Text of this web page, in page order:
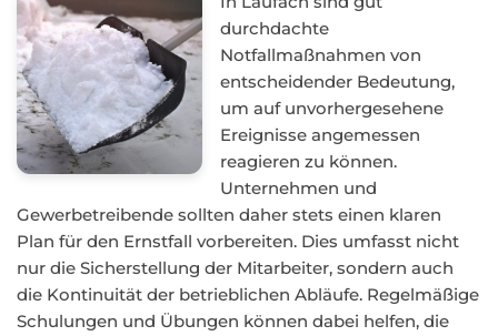
durchdachte
Notfallmaßnahmen von
entscheidender Bedeutung,
um auf unvorhergesehene
Ereignisse angemessen
reagieren zu können.
Unternehmen und
Gewerbetreibende sollten daher stets einen klaren
Plan für den Ernstfall vorbereiten. Dies umfasst nicht
nur die Sicherstellung der Mitarbeiter, sondern auch
die Kontinuität der betrieblichen Abläufe. Regelmäßige
Schulungen und Übungen können dabei helfen, die